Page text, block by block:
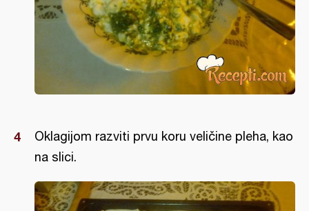
Oklagijom razviti prvu koru veličine pleha, kao
na slici.